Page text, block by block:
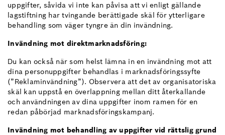
uppgifter, såvida vi inte kan påvisa att vi enligt gällande
lagstiftning har tvingande berättigade skäl för ytterligare
behandling som väger tyngre än din invändning.
Invändning mot direktmarknadsföring:
Du kan också när som helst lämna in en invändning mot att
dina personuppgifter behandlas i marknadsföringssyfte
(”Reklaminvändning”). Observera att det av organisatoriska
skäl kan uppstå en överlappning mellan ditt återkallande
och användningen av dina uppgifter inom ramen för en
redan påbörjad marknadsföringskampanj.
Invändning mot behandling av uppgifter vid rättslig grund